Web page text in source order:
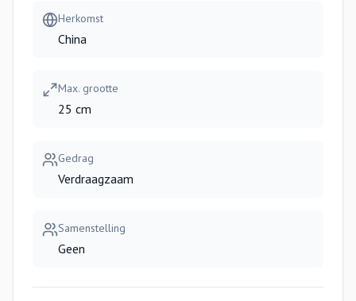
Herkomst
China
Max. grootte
25 cm
Gedrag
Verdraagzaam
Samenstelling
Geen